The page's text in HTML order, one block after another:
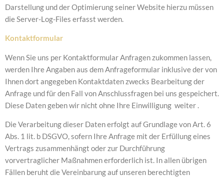
Darstellung und der Optimierung seiner Website hierzu müssen
die Server-Log-Files erfasst werden.
Kontaktformular
Wenn Sie uns per Kontaktformular Anfragen zukommen lassen,
werden Ihre Angaben aus dem Anfrageformular inklusive der von
Ihnen dort angegeben Kontaktdaten zwecks Bearbeitung der
Anfrage und für den Fall von Anschlussfragen bei uns gespeichert.
Diese Daten geben wir nicht ohne Ihre Einwilligung weiter .
Die Verarbeitung dieser Daten erfolgt auf Grundlage von Art. 6
Abs. 1 lit. b DSGVO, sofern Ihre Anfrage mit der Erfüllung eines
Vertrags zusammenhängt oder zur Durchführung
vorvertraglicher Maßnahmen erforderlich ist. In allen übrigen
Fällen beruht die Vereinbarung auf unseren berechtigten